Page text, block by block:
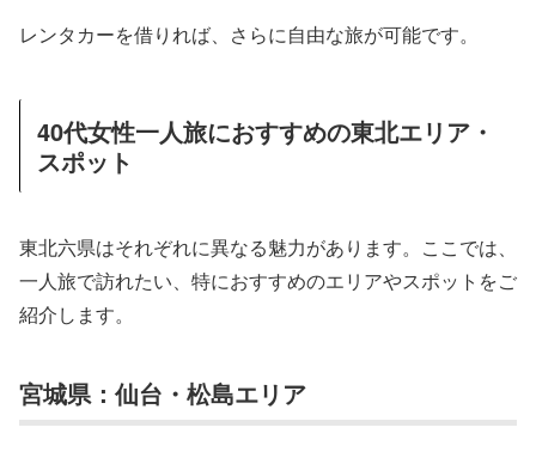
レンタカーを借りれば、さらに自由な旅が可能です。
40代女性一人旅におすすめの東北エリア・
スポット
東北六県はそれぞれに異なる魅力があります。ここでは、
一人旅で訪れたい、特におすすめのエリアやスポットをご
紹介します。
宮城県：仙台・松島エリア